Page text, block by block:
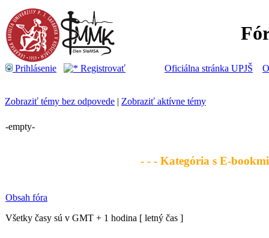
Prihlásenie Registrovať Oficiálna stránka UPJŠ
Zobraziť témy bez odpovede | Zobraziť aktívne témy
-empty-
- - - Kategória s E-
Obsah fóra
Všetky časy sú v GMT + 1 hodina [ letný čas ]